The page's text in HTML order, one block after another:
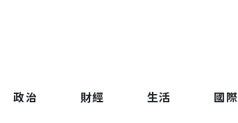
政治 財經 生活 國際